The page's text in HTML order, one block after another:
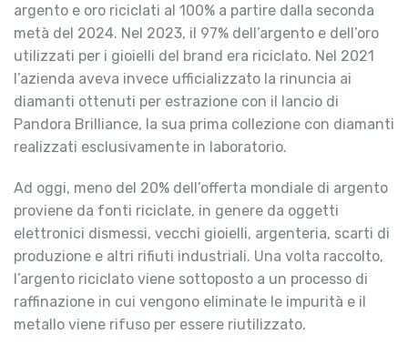
argento e oro riciclati al 100% a partire dalla seconda
metà del 2024. Nel 2023, il 97% dell’argento e dell’oro
utilizzati per i gioielli del brand era riciclato. Nel 2021
l’azienda aveva invece ufficializzato la rinuncia ai
diamanti ottenuti per estrazione con il lancio di
Pandora Brilliance, la sua prima collezione con diamanti
realizzati esclusivamente in laboratorio.
Ad oggi, meno del 20% dell’offerta mondiale di argento
proviene da fonti riciclate, in genere da oggetti
elettronici dismessi, vecchi gioielli, argenteria, scarti di
produzione e altri rifiuti industriali. Una volta raccolto,
l’argento riciclato viene sottoposto a un processo di
raffinazione in cui vengono eliminate le impurità e il
metallo viene rifuso per essere riutilizzato.